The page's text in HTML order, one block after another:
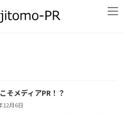
そメディアPR！？
12月6日